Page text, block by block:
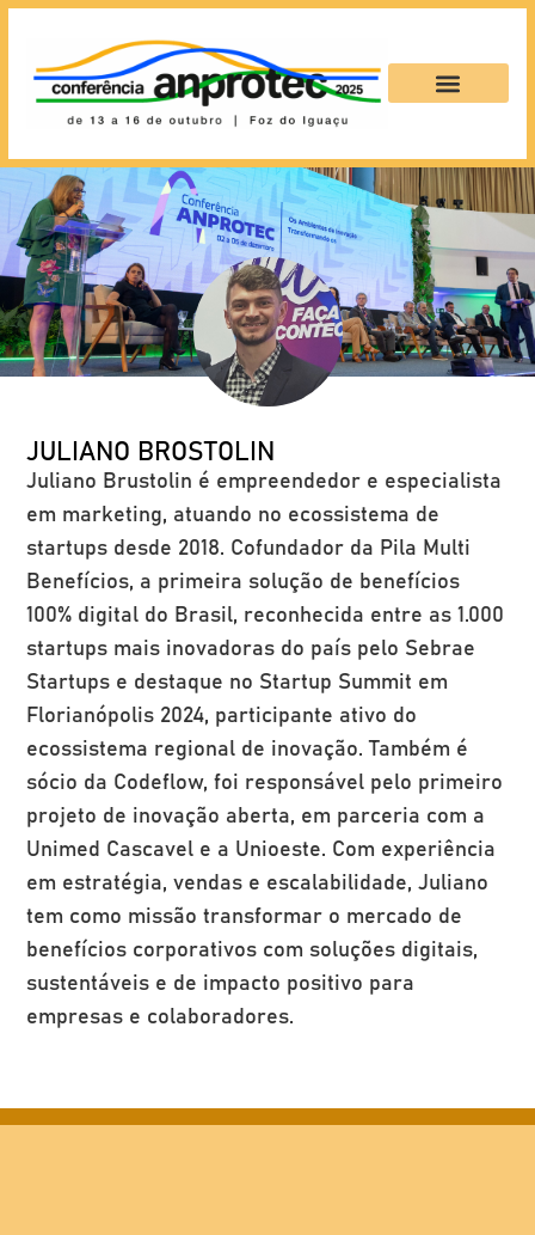
JULIANO BROSTOLIN
Juliano Brustolin é empreendedor e especialista
em marketing, atuando no ecossistema de
startups desde 2018. Cofundador da Pila Multi
Benefícios, a primeira solução de benefícios
100% digital do Brasil, reconhecida entre as 1.000
startups mais inovadoras do país pelo Sebrae
Startups e destaque no Startup Summit em
Florianópolis 2024, participante ativo do
ecossistema regional de inovação. Também é
sócio da Codeflow, foi responsável pelo primeiro
projeto de inovação aberta, em parceria com a
Unimed Cascavel e a Unioeste. Com experiência
em estratégia, vendas e escalabilidade, Juliano
tem como missão transformar o mercado de
benefícios corporativos com soluções digitais,
sustentáveis e de impacto positivo para
empresas e colaboradores.